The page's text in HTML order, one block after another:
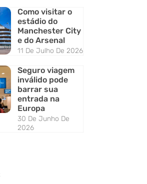
Como visitar o
estádio do
Manchester City
e do Arsenal
11 De Julho De 2026
Seguro viagem
inválido pode
barrar sua
entrada na
Europa
30 De Junho De
2026